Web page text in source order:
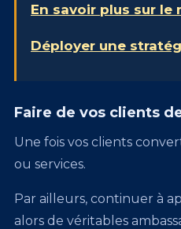
En savoir plus sur
Déployer une
Faire de vos clients
Une fois vos clients
ou services.
Par ailleurs, continuer à
alors de véritables